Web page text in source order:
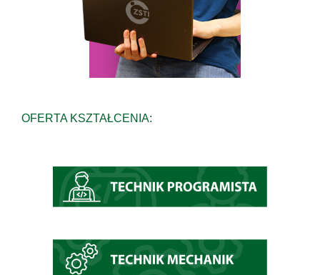
OFERTA KSZTAŁCENIA: